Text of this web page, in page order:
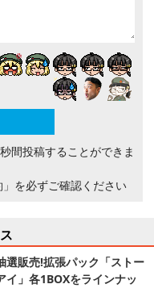
間投稿することができま
を必ずご確認ください
選販売!拡張パック「ストー
イ」各1BOXをラインナッ